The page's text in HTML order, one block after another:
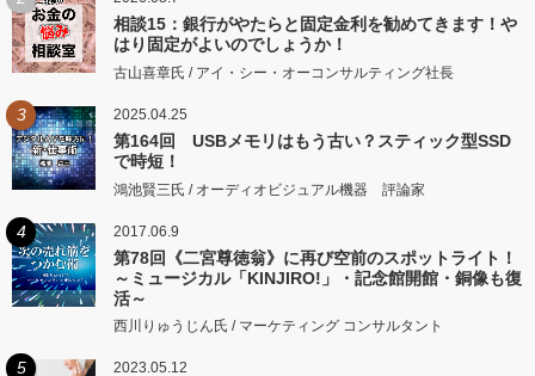
相談15：銀行がやたらと固定金利を勧めてきます！や
はり固定がよいのでしょうか！
古山喜章氏 / アイ・シー・オーコンサルティング社長
3 2025.04.25
第164回 USBメモリはもう古い？スティック型SSD
で時短！
鴻池賢三氏 / オーディオビジュアル機器 評論家
4 2017.06.9
第78回《二宮尊徳翁》に再び空前のスポットライト！
～ミュージカル「KINJIRO!」・記念館開館・銅像も復
活～
西川りゅうじん氏 / マーケティング コンサルタント
5 2023.05.12